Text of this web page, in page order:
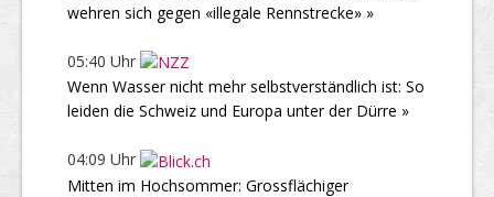
wehren sich gegen «illegale Rennstrecke» »
05:40 Uhr
Wenn Wasser nicht mehr selbstverständlich ist: So
leiden die Schweiz und Europa unter der Dürre »
04:09 Uhr
Mitten im Hochsommer: Grossflächiger